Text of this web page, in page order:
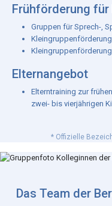
Frühförderung für
Gruppen für Sprech-,
Elternangebot
Elterntraining zur
zwei- bis vierjährigen
* Offizielle
Das Team der